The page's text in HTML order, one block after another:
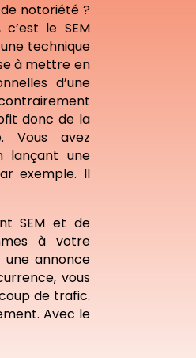
notoriété ?
le SEM
technique
à mettre en
d’une
donc de la
Vous avez
lançant une
exemple. Il
SEM et de
à votre
une annonce
vous
de trafic.
Avec le